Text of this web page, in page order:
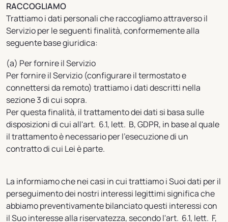
RACCOGLIAMO
Trattiamo i dati personali che raccogliamo attraverso il
Servizio per le seguenti finalità, conformemente alla
seguente base giuridica:
(a) Per fornire il Servizio
Per fornire il Servizio (configurare il termostato e
connettersi da remoto) trattiamo i dati descritti nella
sezione 3 di cui sopra.
Per questa finalità, il trattamento dei dati si basa sulle
disposizioni di cui all'art. 6.1, lett. B, GDPR, in base al quale
il trattamento è necessario per l'esecuzione di un
contratto di cui Lei è parte.
La informiamo che nei casi in cui trattiamo i Suoi dati per il
perseguimento dei nostri interessi legittimi significa che
abbiamo preventivamente bilanciato questi interessi con
il Suo interesse alla riservatezza, secondo l'art. 6.1, lett. F,